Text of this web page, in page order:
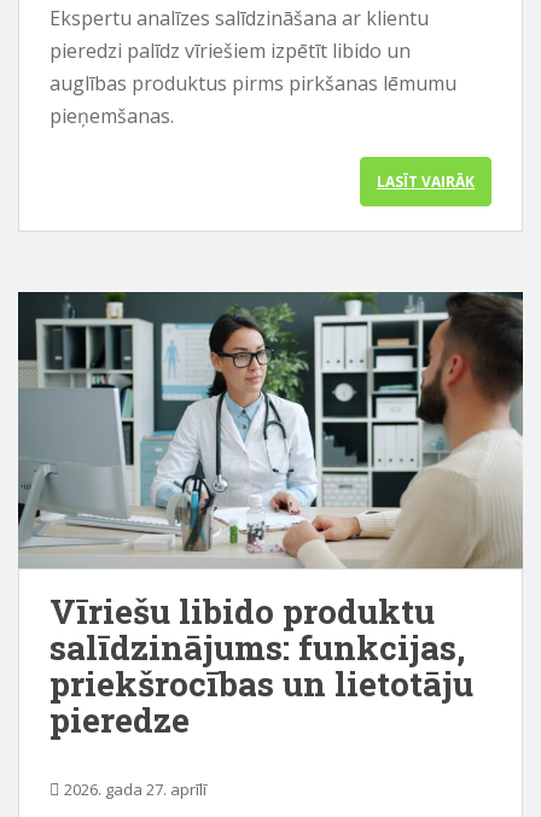
Ekspertu analīzes salīdzināšana ar klientu
pieredzi palīdz vīriešiem izpētīt libido un
auglības produktus pirms pirkšanas lēmumu
pieņemšanas.
LASĪT VAIRĀK
Vīriešu libido produktu
salīdzinājums: funkcijas,
priekšrocības un lietotāju
pieredze
2026. gada 27. aprīlī